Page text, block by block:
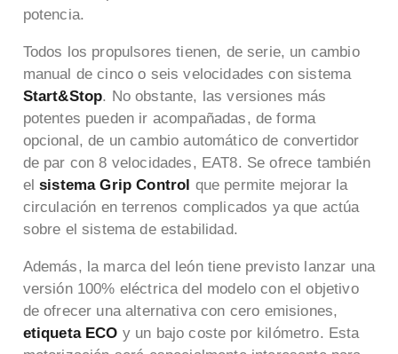
potencia.
Todos los propulsores tienen, de serie, un cambio
manual de cinco o seis velocidades con sistema
Start&Stop. No obstante, las versiones más
potentes pueden ir acompañadas, de forma
opcional, de un cambio automático de convertidor
de par con 8 velocidades, EAT8. Se ofrece también
elsistema Grip Control que permite mejorar la
circulación en terrenos complicados ya que actúa
sobre el sistema de estabilidad.
Además, la marca del león tiene previsto lanzar una
versión 100% eléctrica del modelo con el objetivo
de ofrecer una alternativa con cero emisiones,
etiqueta ECO y un bajo coste por kilómetro. Esta